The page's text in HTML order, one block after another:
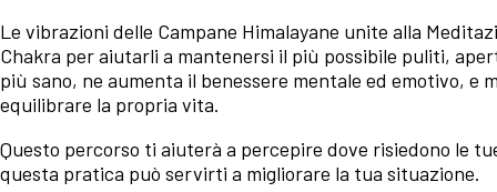
Le vibrazioni delle Campane Himalayane unite alla
Chakra per aiutarli a mantenersi il più possibile puliti,
più sano, ne aumenta il benessere mentale ed emotivo, e
equilibrare la propria vita.
Questo percorso ti aiuterà a percepire dove risiedono le
questa pratica può servirti a migliorare la tua situazione.